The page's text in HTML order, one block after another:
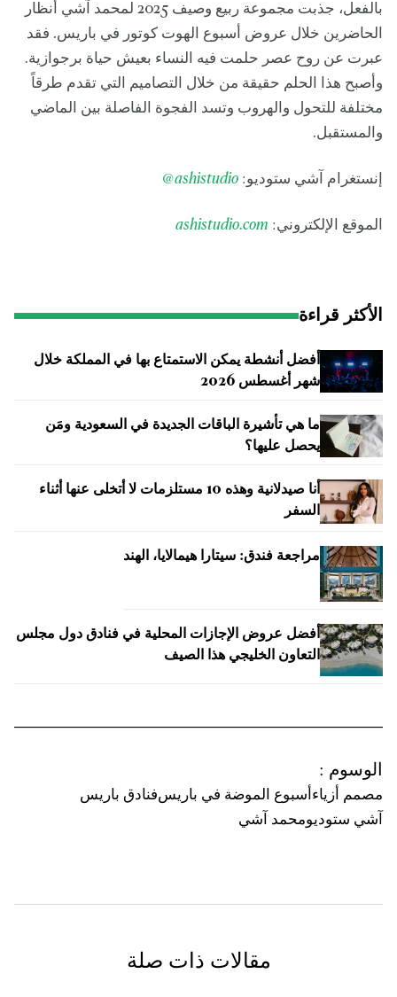
بالفعل، جذبت مجموعة ربيع وصيف 2025 لمحمد آشي أنظار
الحاضرين خلال عروض أسبوع الهوت كوتور في باريس. فقد
عبرت عن روح عصر حلمت فيه النساء بعيش حياة برجوازية.
وأصبح هذا الحلم حقيقة من خلال التصاميم التي تقدم طرقاً
مختلفة للتحول والهروب وتسد الفجوة الفاصلة بين الماضي
والمستقبل.
إنستغرام آشي ستوديو: ashistudio
@
الموقع الإلكتروني: ashistudio.com
الأكثر قراءة
أفضل أنشطة يمكن الاستمتاع بها في المملكة خلال
شهر أغسطس 2026
ما هي تأشيرة الباقات الجديدة في السعودية ومَن
يحصل عليها؟
أنا صيدلانية وهذه 10 مستلزمات لا أتخلى عنها أثناء
السفر
مراجعة فندق: سيتارا هيمالايا، الهند
أفضل عروض الإجازات المحلية في فنادق دول مجلس
التعاون الخليجي هذا الصيف
الوسوم :
مصمم أزياء أسبوع الموضة في باريسفنادق باريس
آشي ستوديومحمد آشي
مقالات ذات صلة